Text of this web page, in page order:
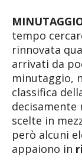
tempo
rinnovata
arrivati da
minutaggio,
classifica
decisamente
scelte in
però alcuni
appaiono in